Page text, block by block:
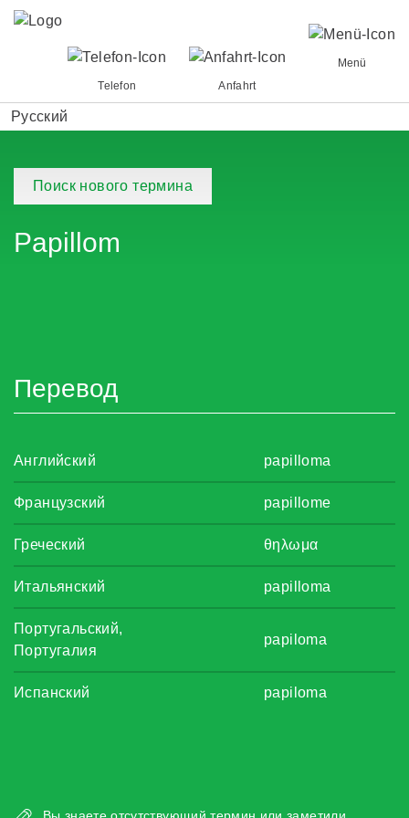
Menü
Telefon
Anfahrt
Русский
Поиск нового термина
Papillom
Перевод
Английский papilloma
Французский papillome
Греческий θηλωμα
Итальянский papilloma
Португальский,
Португалия
papiloma
Испанский papiloma